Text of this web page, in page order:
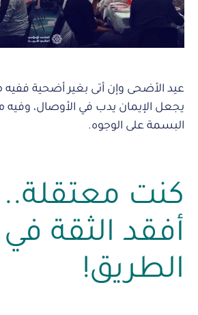
عيد الأضحى وإن أتى بغير أضحية ففيه
يجعل الإيمان يدب في الأوصال، وفيه
البسمة على الوجوه.
كنت معتقلة..
أفقد الثقة في
الطريق!